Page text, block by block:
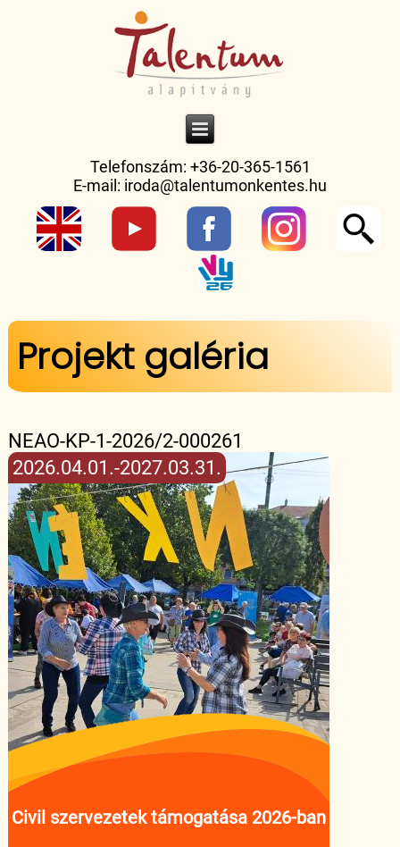
Telefonszám: +36-20-365-1561
E-mail: iroda@talentumonkentes.hu
Jelenlegi hely
Projekt galéria
NEAO-KP-1-2026/2-000261
2026.04.01.-2027.03.31.
Civil szervezetek támogatása 2026-ban